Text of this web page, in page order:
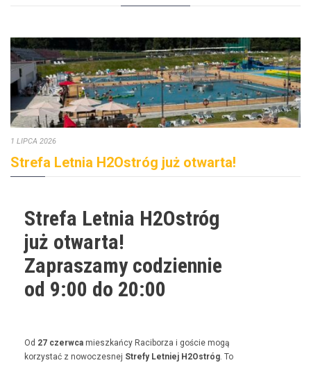
1 LIPCA 2026
Strefa Letnia H2Ostróg już otwarta!
Strefa Letnia H2Ostróg
już otwarta!
Zapraszamy codziennie
od 9:00 do 20:00
Od 27 czer­w­ca mieszkań­cy Raci­borza i goś­cie mogą
korzys­tać z nowoczes­nej Stre­fy Let­niej H2Ostróg. To